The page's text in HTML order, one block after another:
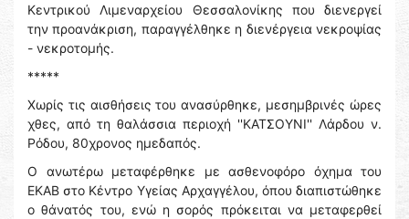
Κεντρικού Λιμεναρχείου Θεσσαλονίκης που διενεργεί
την προανάκριση, παραγγέλθηκε η διενέργεια νεκροψίας
- νεκροτομής.
*****
Χωρίς τις αισθήσεις του ανασύρθηκε, μεσημβρινές ώρες
χθες, από τη θαλάσσια περιοχή ''ΚΑΤΣΟΥΝΙ'' Λάρδου ν.
Ρόδου, 80χρονος ημεδαπός.
Ο ανωτέρω μεταφέρθηκε με ασθενοφόρο όχημα του
ΕΚΑΒ στο Κέντρο Υγείας Αρχαγγέλου, όπου διαπιστώθηκε
ο θάνατός του, ενώ η σορός πρόκειται να μεταφερθεί